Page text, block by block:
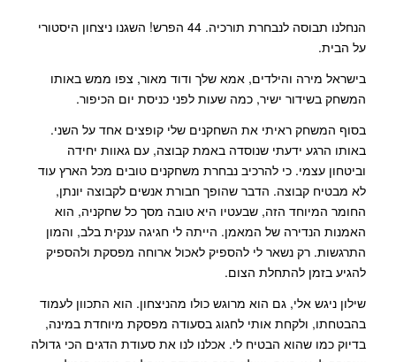
הנחלנו תבוסה לנבחרת תורכיה. 44 הפרש! השגנו ניצחון היסטורי
על הבית.
בישראל מירה והילדים, אמא שלך ודוד מאור, צפו ממש באותו
המשחק בשידור ישיר, כמה שעות לפני כניסת יום הכיפור.
בסוף המשחק ראיתי את השחקנים שלי קופצים אחד על השני.
באותו הרגע ידעתי שנוסדה באמת קבוצה, עם גאוות יחידה
וביטחון עצמי. כי להרכיב נבחרת משחקנים טובים מכל הארץ עוד
לא מבטיח קבוצה. הדבר שהופך חבורת אנשים לקבוצה יונתן,
החומר המיוחד הזה, שבעטיו היא טובה מסך כל שחקניה, הוא
האמנות הנדירה של המאמן. הייתה לי חגיגה ענקית בלב, והמון
התרגשות. רק נשאר לי להספיק לאכול ארוחה מפסקת ולהספיק
להגיע בזמן להתחלת הצום.
שילון ניגש אלי, גם הוא מרוגש כולו מהניצחון. הוא התכוון לעמוד
בהבטחתו, ולקחת אותי לחגוג בסעודה מפסקת מיוחדת במינה,
בדיוק כמו שהוא הבטיח לי. אכלנו לנו את סעודת הדגים הכי גדולה